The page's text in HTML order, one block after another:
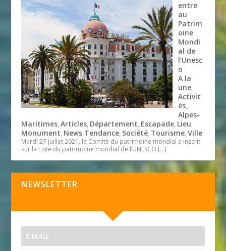
entre
au
Patrim
oine
Mondi
al de
l’Unesc
o
A la
une,
Activit
és,
Alpes-
Maritimes,Articles, Département, Escapade, Lieu,
Monument, News Tendance, Société, Tourisme,Ville
Mardi 27 juillet 2021, le Comité du patrimoine mondial a inscrit
sur la Liste du patrimoine mondial de l’UNESCO […]
NEWSLETTER